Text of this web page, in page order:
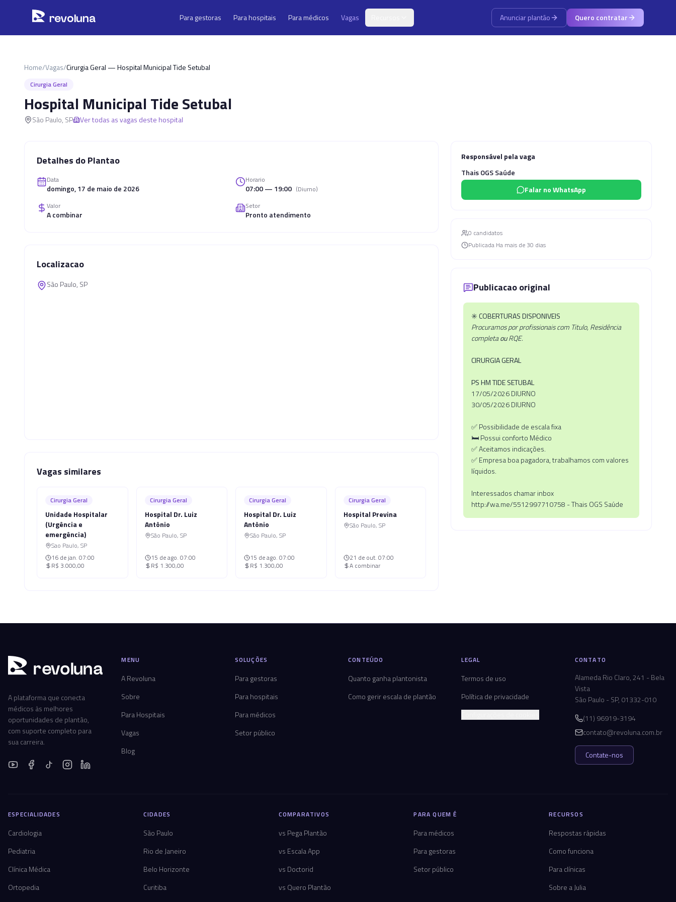
revoluna Para gestoras Para hospitais Para médicos Vagas Anunciar plantão Quero contratar
Home/Vagas/Cirurgia Geral — Hospital Municipal Tide Setubal
Cirurgia Geral
Hospital Municipal Tide Setubal
São Paulo, SP Ver todas as vagas deste hospital
Detalhes do Plantao
Data
domingo, 17 de maio de 2026
Horario
07:00 — 19:00 (Diurno)
Valor
A combinar
Setor
Pronto atendimento
Localizacao
São Paulo, SP
Vagas similares
Cirurgia Geral
Unidade Hospitalar
(Urgência e
emergência)
Sao Paulo, SP
16 de jan. 07:00
R$ 3.000,00
Cirurgia Geral
Hospital Dr. Luiz
Antônio
São Paulo, SP
15 de ago. 07:00
R$ 1.300,00
Cirurgia Geral
Hospital Dr. Luiz
Antônio
São Paulo, SP
15 de ago. 07:00
R$ 1.300,00
Cirurgia Geral
Hospital Previna
São Paulo, SP
21 de out. 07:00
A combinar
Responsável pela vaga
Thais OGS Saúde
Falar no WhatsApp
0 candidatos
Publicada Ha mais de 30 dias
Publicacao original
✳️COBERTURAS DISPONIVEIS
Procuramos por profissionais com Titulo, Residência
completaouRQE.
CIRURGIA GERAL
PS HM TIDE SETUBAL
17/05/2026 DIURNO
30/05/2026 DIURNO
✅ Possibilidade de escala fixa
🛏 Possui conforto Médico
✅ Aceitamos indicações.
✅ Empresa boa pagadora, trabalhamos com valores
líquidos.
Interessados chamar inbox
http://wa.me/5512997710758 - Thais OGS Saúde
revoluna
A plataforma que conecta
médicos às melhores
oportunidades de plantão,
com suporte completo para
sua carreira.
MENU
A Revoluna
Sobre
Para Hospitais
Vagas
Blog
SOLUÇÕES
Para gestoras
Para hospitais
Para médicos
Setor público
CONTEÚDO
Quanto ganha plantonista
Como gerir escala de plantão
LEGAL
Termos de uso
Política de privacidade
CONTATO
Alameda Rio Claro, 241 - Bela
Vista
São Paulo - SP, 01332-010
(11) 96919-3194
contato@revoluna.com.br
Contate-nos
ESPECIALIDADES
Cardiologia
Pediatria
Clínica Médica
Ortopedia
CIDADES
São Paulo
Rio de Janeiro
Belo Horizonte
Curitiba
COMPARATIVOS
vs Pega Plantão
vs Escala App
vs Doctorid
vs Quero Plantão
PARA QUEM É
Para médicos
Para gestoras
Setor público
RECURSOS
Respostas rápidas
Como funciona
Para clínicas
Sobre a Julia